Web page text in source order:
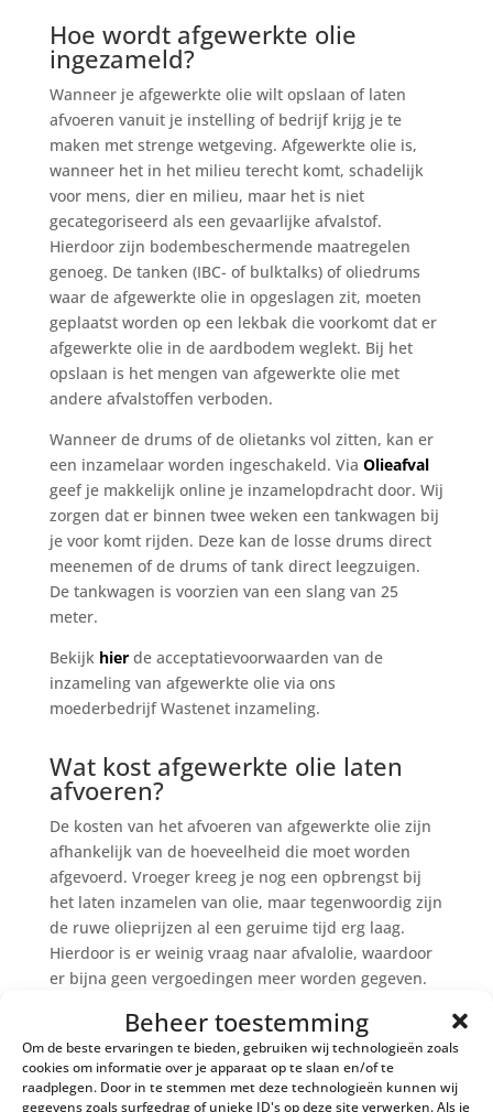
Beheer toestemming
Om de beste ervaringen te bieden, gebruiken wij technologieën zoals
cookies om informatie over je apparaat op te slaan en/of te
raadplegen. Door in te stemmen met deze technologieën kunnen wij
gegevens zoals surfgedrag of unieke ID's op deze site verwerken. Als je
Hoe wordt afgewerkte olie
ingezameld?
Wanneer je afgewerkte olie wilt opslaan of laten
afvoeren vanuit je instelling of bedrijf krijg je te
maken met strenge wetgeving. Afgewerkte olie is,
wanneer het in het milieu terecht komt, schadelijk
voor mens, dier en milieu, maar het is niet
gecategoriseerd als een gevaarlijke afvalstof.
Hierdoor zijn bodembeschermende maatregelen
genoeg. De tanken (IBC- of bulktalks) of oliedrums
waar de afgewerkte olie in opgeslagen zit, moeten
geplaatst worden op een lekbak die voorkomt dat er
afgewerkte olie in de aardbodem weglekt. Bij het
opslaan is het mengen van afgewerkte olie met
andere afvalstoffen verboden.
Wanneer de drums of de olietanks vol zitten, kan er
een inzamelaar worden ingeschakeld. Via Olieafval
geef je makkelijk online je inzamelopdracht door. Wij
zorgen dat er binnen twee weken een tankwagen bij
je voor komt rijden. Deze kan de losse drums direct
meenemen of de drums of tank direct leegzuigen.
De tankwagen is voorzien van een slang van 25
meter.
Bekijk hier de acceptatievoorwaarden van de
inzameling van afgewerkte olie via ons
moederbedrijf Wastenet inzameling.
Wat kost afgewerkte olie laten
afvoeren?
De kosten van het afvoeren van afgewerkte olie zijn
afhankelijk van de hoeveelheid die moet worden
afgevoerd. Vroeger kreeg je nog een opbrengst bij
het laten inzamelen van olie, maar tegenwoordig zijn
de ruwe olieprijzen al een geruime tijd erg laag.
Hierdoor is er weinig vraag naar afvalolie, waardoor
er bijna geen vergoedingen meer worden gegeven.
800kg betaal je op dit moment bij Olieafval een
bepaald bedragper opdracht. Tot 800 liter kunnen
wij de afgewerkte olie gratis voor u afvoeren en bij
meer dan 800 liter is er een vergoeding beschikbaar